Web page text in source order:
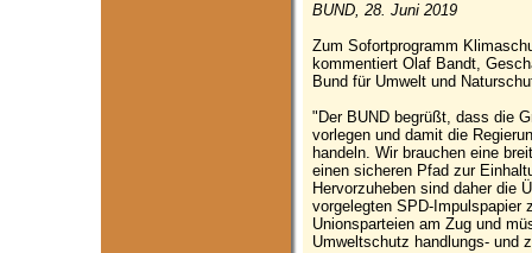
BUND, 28. Juni 2019
Zum Sofortprogramm
kommentiert Olaf Bandt,
Bund für Umwelt und
"Der BUND begrüßt, dass die
vorlegen und damit die
handeln. Wir brauchen eine
einen sicheren Pfad zur
Hervorzuheben sind daher die
vorgelegten SPD-Impulspapier
Unionsparteien am Zug und
Umweltschutz handlungs- und